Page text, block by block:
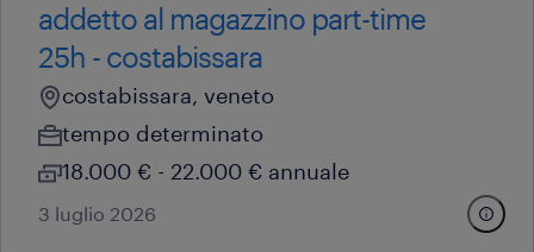
addetto al magazzino part-time
25h - costabissara
costabissara, veneto
tempo determinato
18.000 € - 22.000 € annuale
3 luglio 2026